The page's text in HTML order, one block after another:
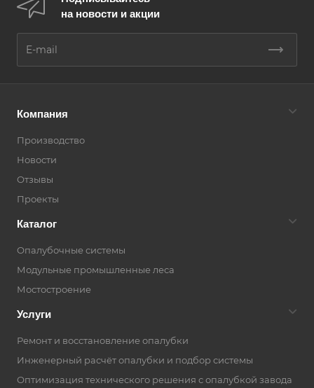
на новости и акции
Компания
Производство
Новости
Отзывы
Проекты
Каталог
Опалубочные системы
Модульные промышленные леса
Мостостроение
Услуги
Ремонт и восстановление опалубки
Инженерный расчёт опалубки и подбор системы
Оптимизация технического решения с опалубкой завода